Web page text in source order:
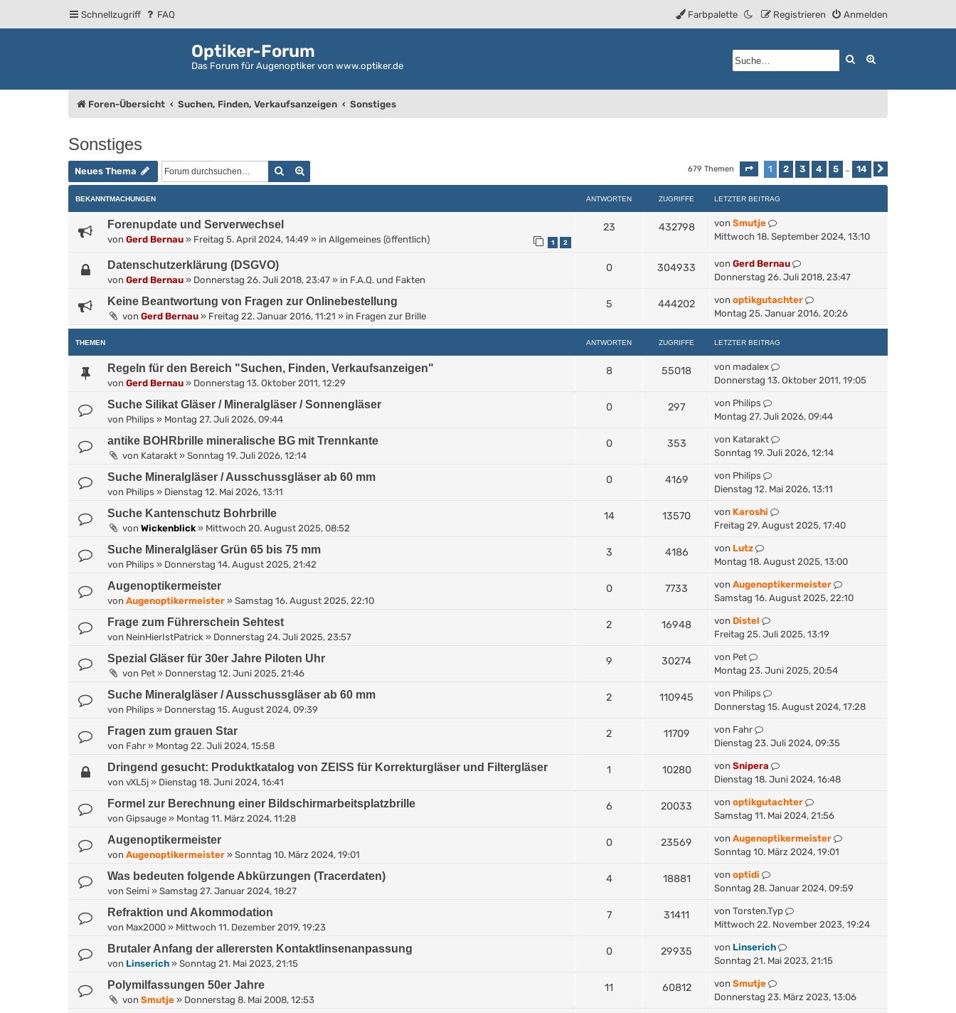
Schnellzugriff FAQ Anmelden
Registrieren
Farbpalette
Optiker-Forum
Das Forum für Augenoptiker von www.optiker.de
Suche
Foren-Übersicht Suchen, Finden, Verkaufsanzeigen Sonstiges
Sonstiges
Neues Thema Suche 679 Themen Seite 1von 14
1 2 3 4 5 … 14
BEKANNTMACHUNGEN ANTWORTEN ZUGRIFFE LETZTER BEITRAG
Forenupdate und Serverwechsel
von Gerd Bernau » Freitag 5. April 2024, 14:49 » in Allgemeines (öffentlich) 1 2
23 432798 von Smutje
Mittwoch 18. September 2024, 13:10
Datenschutzerklärung (DSGVO)
von Gerd Bernau » Donnerstag 26. Juli 2018, 23:47 » in F.A.Q. und Fakten
0 304933 von Gerd Bernau
Donnerstag 26. Juli 2018, 23:47
Keine Beantwortung von Fragen zur Onlinebestellung
von Gerd Bernau » Freitag 22. Januar 2016, 11:21 » in Fragen zur Brille
5 444202 von optikgutachter
Montag 25. Januar 2016, 20:26
THEMEN ANTWORTEN ZUGRIFFE LETZTER BEITRAG
Regeln für den Bereich "Suchen, Finden, Verkaufsanzeigen"
von Gerd Bernau » Donnerstag 13. Oktober 2011, 12:29
8 55018 von madalex
Donnerstag 13. Oktober 2011, 19:05
Suche Silikat Gläser / Mineralgläser / Sonnengläser
von Philips » Montag 27. Juli 2026, 09:44
0 297 von Philips
Montag 27. Juli 2026, 09:44
antike BOHRbrille mineralische BG mit Trennkante
von Katarakt » Sonntag 19. Juli 2026, 12:14
0 353 von Katarakt
Sonntag 19. Juli 2026, 12:14
Suche Mineralgläser / Ausschussgläser ab 60 mm
von Philips » Dienstag 12. Mai 2026, 13:11
0 4169 von Philips
Dienstag 12. Mai 2026, 13:11
Suche Kantenschutz Bohrbrille
von Wickenblick » Mittwoch 20. August 2025, 08:52
14 13570 von Karoshi
Freitag 29. August 2025, 17:40
Suche Mineralgläser Grün 65 bis 75 mm
von Philips » Donnerstag 14. August 2025, 21:42
3 4186 von Lutz
Montag 18. August 2025, 13:00
Augenoptikermeister
von Augenoptikermeister » Samstag 16. August 2025, 22:10
0 7733 von Augenoptikermeister
Samstag 16. August 2025, 22:10
Frage zum Führerschein Sehtest
von NeinHierIstPatrick » Donnerstag 24. Juli 2025, 23:57
2 16948 von Distel
Freitag 25. Juli 2025, 13:19
Spezial Gläser für 30er Jahre Piloten Uhr
von Pet » Donnerstag 12. Juni 2025, 21:46
9 30274 von Pet
Montag 23. Juni 2025, 20:54
Suche Mineralgläser / Ausschussgläser ab 60 mm
von Philips » Donnerstag 15. August 2024, 09:39
2 110945 von Philips
Donnerstag 15. August 2024, 17:28
Fragen zum grauen Star
von Fahr » Montag 22. Juli 2024, 15:58
2 11709 von Fahr
Dienstag 23. Juli 2024, 09:35
Dringend gesucht: Produktkatalog von ZEISS für Korrekturgläser und Filtergläser
von vXL5j » Dienstag 18. Juni 2024, 16:41
1 10280 von Snipera
Dienstag 18. Juni 2024, 16:48
Formel zur Berechnung einer Bildschirmarbeitsplatzbrille
von Gipsauge » Montag 11. März 2024, 11:28
6 20033 von optikgutachter
Samstag 11. Mai 2024, 21:56
Augenoptikermeister
von Augenoptikermeister » Sonntag 10. März 2024, 19:01
0 23569 von Augenoptikermeister
Sonntag 10. März 2024, 19:01
Was bedeuten folgende Abkürzungen (Tracerdaten)
von Seimi » Samstag 27. Januar 2024, 18:27
4 18881 von optidi
Sonntag 28. Januar 2024, 09:59
Refraktion und Akommodation
von Max2000 » Mittwoch 11. Dezember 2019, 19:23
7 31411 von Torsten.Typ
Mittwoch 22. November 2023, 19:24
Brutaler Anfang der allerersten Kontaktlinsenanpassung
von Linserich » Sonntag 21. Mai 2023, 21:15
0 29935 von Linserich
Sonntag 21. Mai 2023, 21:15
Polymilfassungen 50er Jahre
von Smutje » Donnerstag 8. Mai 2008, 12:53
11 60812 von Smutje
Donnerstag 23. März 2023, 13:06